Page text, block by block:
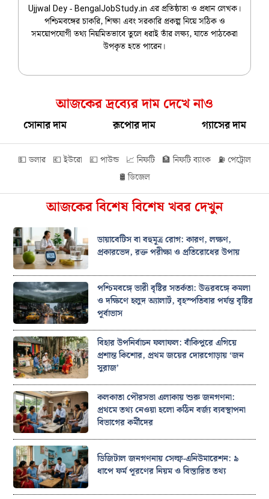
Ujjwal Dey - BengalJobStudy.in এর প্রতিষ্ঠাতা ও প্রধান লেখক।
পশ্চিমবঙ্গের চাকরি, শিক্ষা এবং সরকারি প্রকল্প নিয়ে সঠিক ও
সময়োপযোগী তথ্য নিয়মিতভাবে তুলে ধরাই তাঁর লক্ষ্য, যাতে পাঠকেরা
উপকৃত হতে পারেন।
আজকের দ্রব্যের দাম দেখে নাও
সোনার দাম রূপোর দাম গ্যাসের দাম
💵 ডলার 💶 ইউরো 💷 পাউন্ড 📈 নিফটি 🏦 নিফটি ব্যাংক ⛽ পেট্রোল
🛢️ ডিজেল
আজকের বিশেষ বিশেষ খবর দেখুন
ডায়াবেটিস বা বহুমূত্র রোগ: কারণ, লক্ষণ,
প্রকারভেদ, রক্ত পরীক্ষা ও প্রতিরোধের উপায়
পশ্চিমবঙ্গে ভারী বৃষ্টির সতর্কতা: উত্তরবঙ্গে কমলা
ও দক্ষিণে হলুদ অ্যালার্ট, বৃহস্পতিবার পর্যন্ত বৃষ্টির
পূর্বাভাস
বিহার উপনির্বাচন ফলাফল: বাঁকিপুরে এগিয়ে
প্রশান্ত কিশোর, প্রথম জয়ের দোরগোড়ায় ‘জন
সুরাজ’
কলকাতা পৌরসভা এলাকায় শুরু জনগণনা:
প্রথমে তথ্য নেওয়া হলো কঠিন বর্জ্য ব্যবস্থাপনা
বিভাগের কর্মীদের
ডিজিটাল জনগণনায় সেল্ফ-এনিউমারেশন: ৯
ধাপে ফর্ম পূরণের নিয়ম ও বিস্তারিত তথ্য